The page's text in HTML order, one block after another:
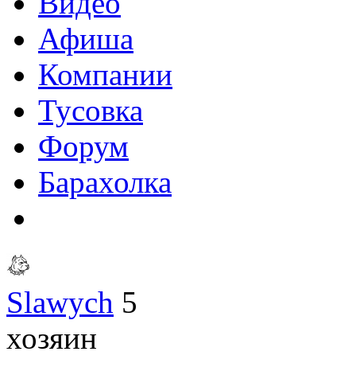
Афиша
Компании
Тусовка
Форум
Барахолка
Slawych 5
хозяин